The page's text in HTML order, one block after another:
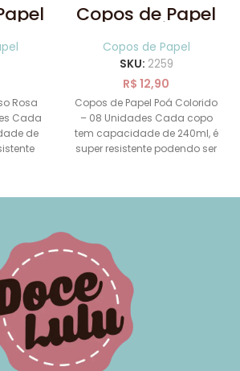
Rosa
Cada
de
Copos de Papel
Poá Colorido 08
Unidades
Copos de Papel
SKU: 2259
R$ 12,90
Copos de Papel Poá Colorido
– 08 Unidades Cada copo
tem capacidade de 240ml, é
super resistente podendo ser